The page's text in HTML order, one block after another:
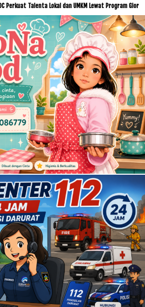
Talenta Lokal dan UMKM Lewat Program Glorious Golo